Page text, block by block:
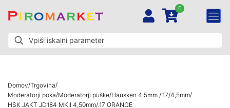
0
Domov/Trgovina/
Moderatorji poka/Moderatorji puške/Hausken 4,5mm /.17/4,5mm/
HSK JAKT JD184 MKII 4,50mm/.17 ORANGE